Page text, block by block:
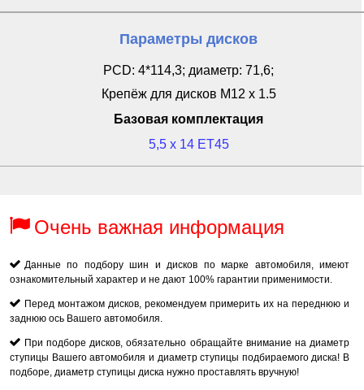
Параметры дисков
PCD: 4*114,3; диаметр: 71,6;
Крепёж для дисков M12 x 1.5
Базовая комплектация
5,5 x 14 ET45
Очень важная информация
Данные по подбору шин и дисков по марке автомобиля, имеют
ознакомительный характер и не дают 100% гарантии применимости.
Перед монтажом дисков, рекомендуем примерить их на переднюю и
заднюю ось Вашего автомобиля.
При подборе дисков, обязательно обращайте внимание на диаметр
ступицы Вашего автомобиля и диаметр ступицы подбираемого диска! В
подборе, диаметр ступицы диска нужно проставлять вручную!